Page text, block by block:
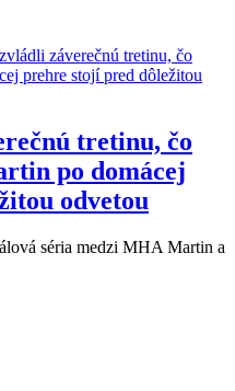
tretinu, čo
po domácej
odvetou
séria medzi MHA Martin a